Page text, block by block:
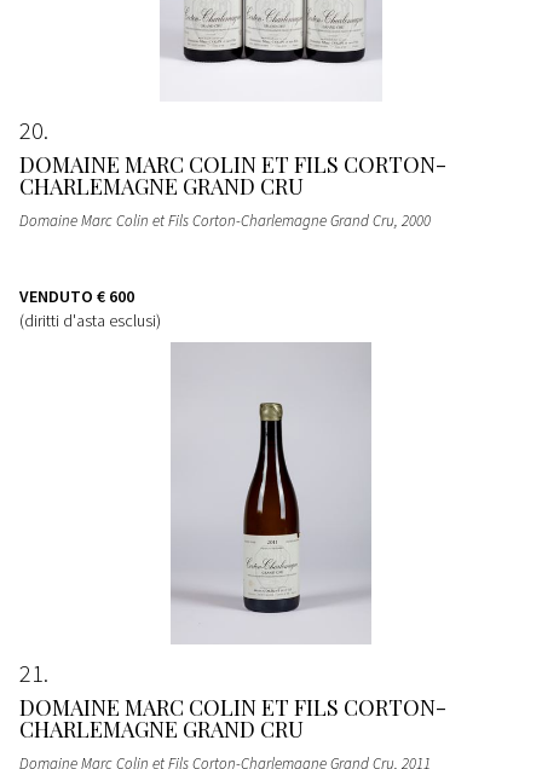
20
DOMAINE MARC COLIN ET FILS CORTON-
CHARLEMAGNE GRAND CRU
Domaine Marc Colin et Fils Corton-Charlemagne Grand Cru, 2000
VENDUTO € 600
(diritti d'asta esclusi)
21
DOMAINE MARC COLIN ET FILS CORTON-
CHARLEMAGNE GRAND CRU
Domaine Marc Colin et Fils Corton-Charlemagne Grand Cru, 2011